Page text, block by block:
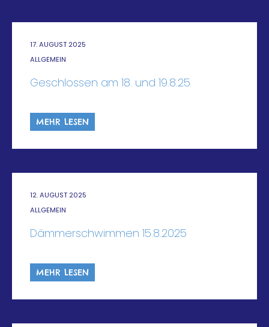
17. AUGUST 2025
ALLGEMEIN
Geschlossen am 18. und 19.8.25
MEHR LESEN
12. AUGUST 2025
ALLGEMEIN
Dämmerschwimmen 15.8.2025
MEHR LESEN